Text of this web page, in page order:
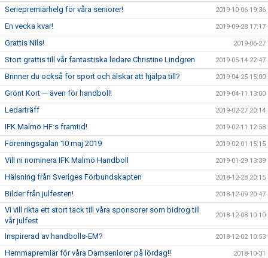
Seriepremiärhelg för våra seniorer! 2019-10-06 19:36
En vecka kvar! 2019-09-28 17:17
Grattis Nils! 2019-06-27
Stort grattis till vår fantastiska ledare Christine Lindgren 2019-05-14 22:47
Brinner du också för sport och älskar att hjälpa till? 2019-04-25 15:00
Grönt Kort — även för handboll! 2019-04-11 13:00
Ledarträff 2019-02-27 20:14
IFK Malmö HF:s framtid! 2019-02-11 12:58
Föreningsgalan 10 maj 2019 2019-02-01 15:15
Vill ni nominera IFK Malmö Handboll 2019-01-29 13:39
Hälsning från Sveriges Förbundskapten 2018-12-28 20:15
Bilder från julfesten! 2018-12-09 20:47
Vi vill rikta ett stort tack till våra sponsorer som bidrog till
vår julfest
2018-12-08 10:10
Inspirerad av handbolls-EM? 2018-12-02 10:53
Hemmapremiär för våra Damseniorer på lördag!! 2018-10-31